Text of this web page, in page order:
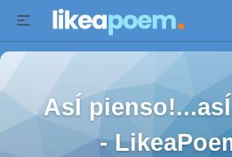
AsÍ
-